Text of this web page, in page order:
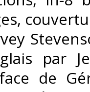
par
de